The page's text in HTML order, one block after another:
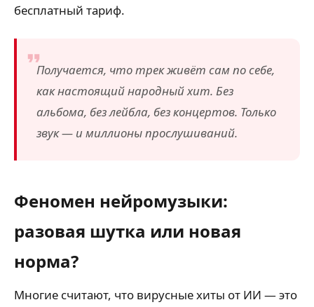
бесплатный тариф.
Получается, что трек живёт сам по себе,
как настоящий народный хит. Без
альбома, без лейбла, без концертов. Только
звук — и миллионы прослушиваний.
Феномен нейромузыки:
разовая шутка или новая
норма?
Многие считают, что вирусные хиты от ИИ — это